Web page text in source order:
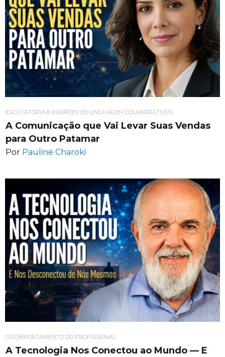
ESCUTATÓRIA & PADRÕES DE LINGUAGEM COLABORATIVOS
A Comunicação que Vai Levar Suas Vendas
para Outro Patamar
Por Pauline Charoki
O COMPORTAMENTO DO PROFISSIONAL
A Tecnologia Nos Conectou ao Mundo — E